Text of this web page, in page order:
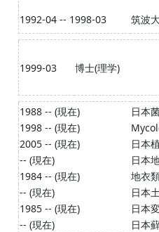
1992-04 -- 1998-03
筑波
1999-03 博士(理学)
1988 -- (現在)
日本
1998 -- (現在)
2005 -- (現在)
日本
-- (現在)
日本
1984 -- (現在)
地衣
-- (現在)
日本
1985 -- (現在)
日本
-- (現在)
日本